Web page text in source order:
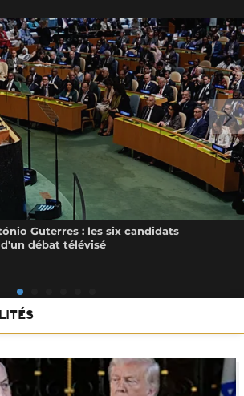
Guterres : les six candidats
débat télévisé